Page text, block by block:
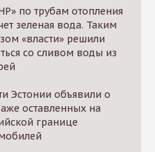
по трубам отопления
зеленая вода. Таким
«власти» решили
со сливом воды из
Эстонии объявили о
оставленных на
границе